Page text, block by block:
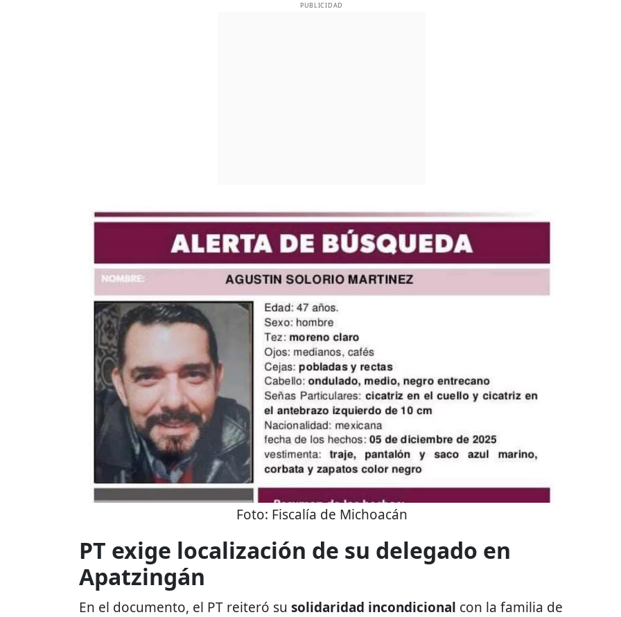
PUBLICIDAD
Foto: Fiscalía de Michoacán
PT exige localización de su delegado en
Apatzingán
En el documento, el PT reiteró su solidaridad incondicional con la familia de